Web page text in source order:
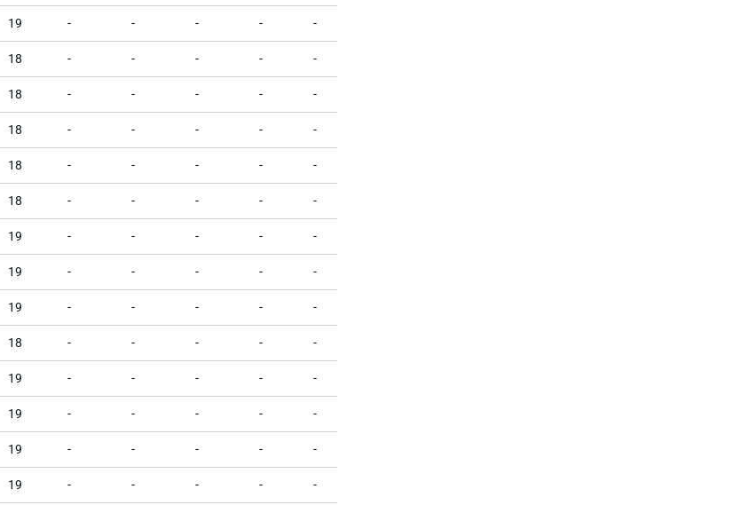
19 - - - - -
18 - - - - -
18 - - - - -
18 - - - - -
18 - - - - -
18 - - - - -
19 - - - - -
19 - - - - -
19 - - - - -
18 - - - - -
19 - - - - -
19 - - - - -
19 - - - - -
19 - - - - -